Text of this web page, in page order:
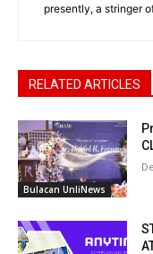
presently, a stringer
RELATED ARTICLES
Bulacan UnliNews